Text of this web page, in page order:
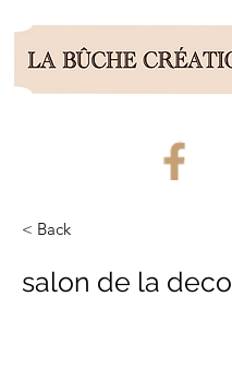
< Back
salon de la deco